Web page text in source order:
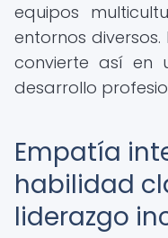
equipos
entornos
convierte así en
desarrollo
Empatía
habilidad
liderazgo